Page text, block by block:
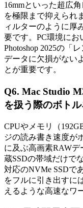
16mmといった超広
を極限まで抑えられ
ィルターのように厚
要です。PC環境に
Photoshop 2025の「
データに欠損がない
とが重要です。
Q6. Mac Studio
を扱う際のボト
CPUやメモリ（
ジの読み書き速度が
に及ぶ高画素RAW
蔵SSDの帯域だけで
対応のNVMe SSDで
をフルに引き出すに
えるような高速なワ